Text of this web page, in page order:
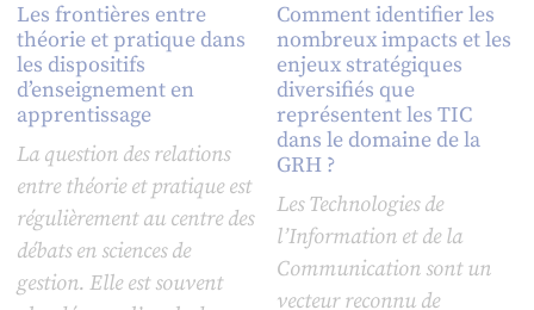
Les frontières entre
théorie et pratique dans
les dispositifs
d’enseignement en
apprentissage
La question des relations
entre théorie et pratique est
régulièrement au centre des
débats en sciences de
gestion. Elle est souvent
Comment identifier les
nombreux impacts et les
enjeux stratégiques
diversifiés que
représentent les TIC
dans le domaine de la
GRH ?
Les Technologies de
l’Information et de la
Communication sont un
vecteur reconnu de